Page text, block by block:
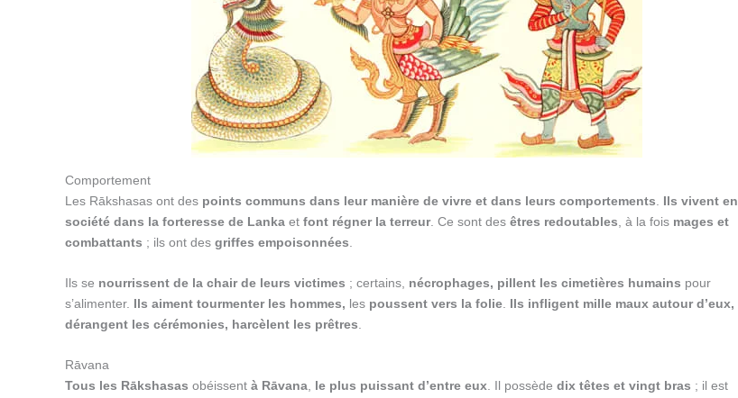
Comportement
Les Rākshasas ont des points communs dans leur manière de vivre et dans leurs comportements
Ils vivent en
société dans la forteresse de Lanka et font régner la terreur. Ce sont des êtres redoutables , à la fois mages et
combattants ; ils ont des griffes empoisonnées
Ils se nourrissent de la chair de leurs victimes ; certains, nécrophages, pillent les cimetières humains pour
s’alimenter. Ils aiment tourmenter les hommes, les poussent vers la folie Ils infligent mille maux autour d’eux,
dérangent les cérémonies, harcèlent les prêtres
Rāvana
Tous les Rākshasas obéissent à Rāvana, le plus puissant d’entre eux. Il possède dix têtes et vingt bras ; il est